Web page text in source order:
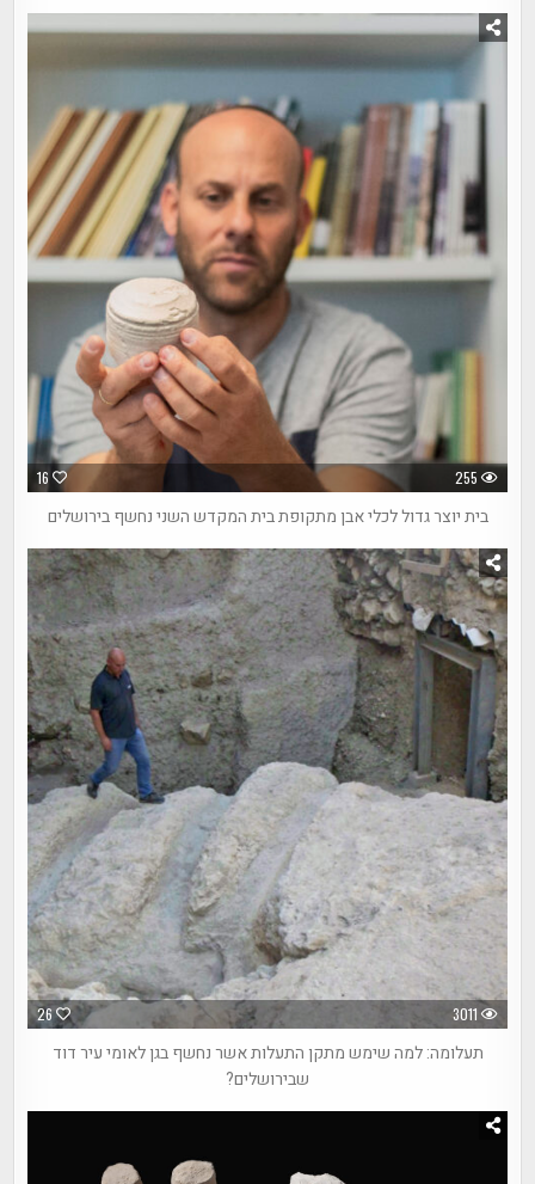
16 255
בית יוצר גדול לכלי אבן מתקופת בית המקדש השני נחשף בירושלים
26 3011
תעלומה: למה שימש מתקן התעלות אשר נחשף בגן לאומי עיר דוד
שבירושלים?